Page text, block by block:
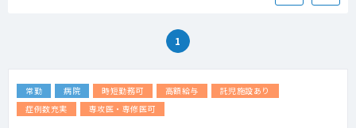
1
常勤 病院 時短勤務可 高額給与
託児施設あり
症例数充実
専攻医・専修医可